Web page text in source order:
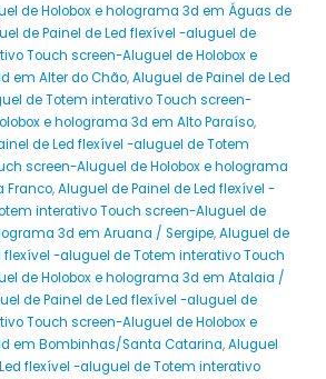
de Holobox e holograma 3d em Águas de
de Painel de Led flexível -aluguel de
Touch screen-Aluguel de Holobox e
em Alter do Chão,Aluguel de Painel de Led
de Totem interativo Touch screen-
e holograma 3d em Alto Paraíso,
de Led flexível -aluguel de Totem
screen-Aluguel de Holobox e holograma
Franco,Aluguel de Painel de Led flexível -
interativo Touch screen-Aluguel de
3d em Aruana / Sergipe,Aluguel de
flexível -aluguel de Totem interativo Touch
de Holobox e holograma 3d em Atalaia /
de Painel de Led flexível -aluguel de
Touch screen-Aluguel de Holobox e
em Bombinhas/Santa Catarina,Aluguel
flexível -aluguel de Totem interativo